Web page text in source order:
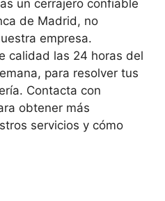
un cerrajero confiable
de Madrid, no
empresa.
calidad las 24 horas del
para resolver tus
Contacta con
obtener más
servicios y cómo